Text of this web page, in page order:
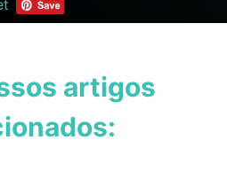
artigos